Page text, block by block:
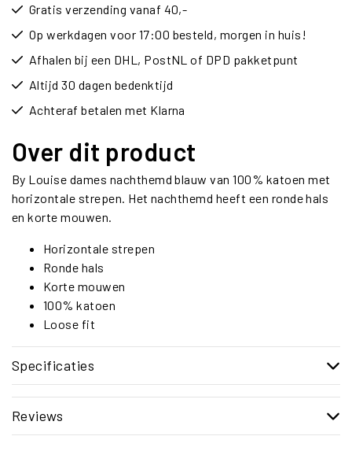
Gratis verzending vanaf 40,-
Op werkdagen voor 17:00 besteld, morgen in huis!
Afhalen bij een DHL, PostNL of DPD pakketpunt
Altijd 30 dagen bedenktijd
Achteraf betalen met Klarna
Over dit product
By Louise dames nachthemd blauw van 100% katoen met
horizontale strepen. Het nachthemd heeft een ronde hals
en korte mouwen.
Horizontale strepen
Ronde hals
Korte mouwen
100% katoen
Loose fit
Specificaties
Reviews